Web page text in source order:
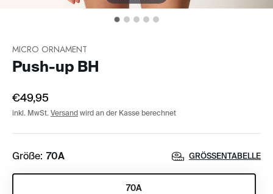
MICRO ORNAMENT
Push-up BH
€49,95
inkl. MwSt. Versand wird an der Kasse berechnet
Größe: 70A GRÖSSENTABELLE
70A